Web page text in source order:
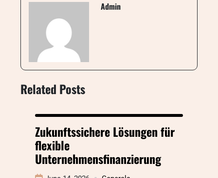
Admin
Related Posts
Zukunftssichere Lösungen für
flexible
Unternehmensfinanzierung